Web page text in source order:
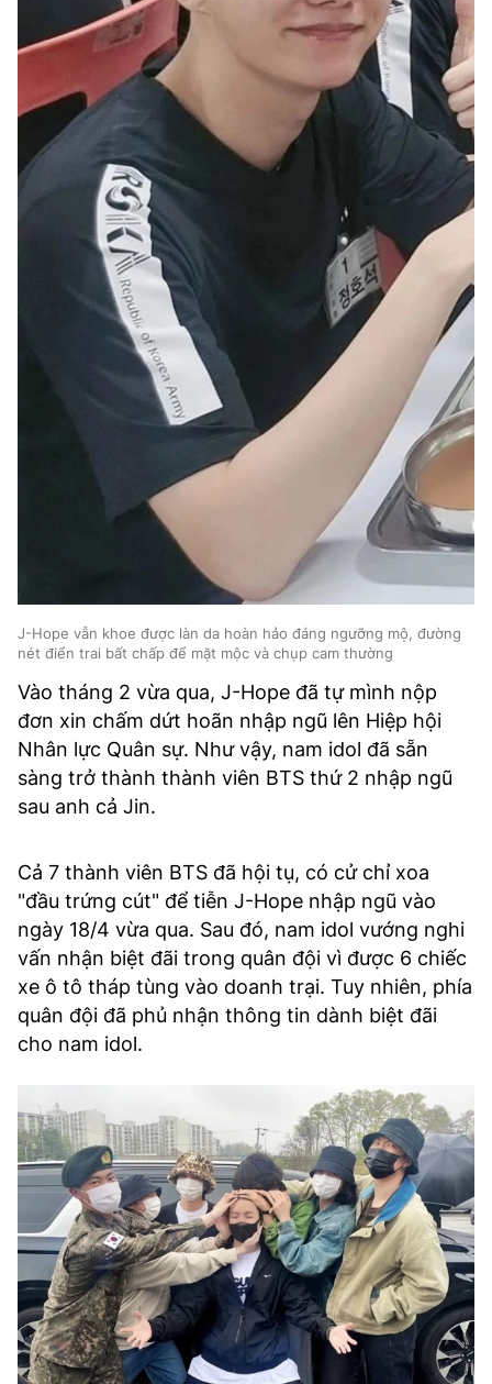
J-Hope vẫn khoe được làn da hoàn hảo đáng ngưỡng mộ, đường
nét điển trai bất chấp để mặt mộc và chụp cam thường
Vào tháng 2 vừa qua, J-Hope đã tự mình nộp
đơn xin chấm dứt hoãn nhập ngũ lên Hiệp hội
Nhân lực Quân sự. Như vậy, nam idol đã sẵn
sàng trở thành thành viên BTS thứ 2 nhập ngũ
sau anh cả Jin.
Cả 7 thành viên BTS đã hội tụ, có cử chỉ xoa
"đầu trứng cút" để tiễn J-Hope nhập ngũ vào
ngày 18/4 vừa qua. Sau đó, nam idol vướng nghi
vấn nhận biệt đãi trong quân đội vì được 6 chiếc
xe ô tô tháp tùng vào doanh trại. Tuy nhiên, phía
quân đội đã phủ nhận thông tin dành biệt đãi
cho nam idol.